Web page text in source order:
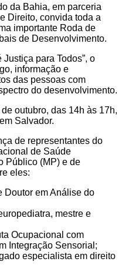
da Bahia, em parceria
Direito, convida toda a
importante Roda de
de Desenvolvimento.
para Todos”, o
informação e
das pessoas com
do desenvolvimento.
outubro, das 14h às 17h,
Salvador.
de representantes do
de Saúde
Público (MP) e de
eles:
Doutor em Análise do
mestre e
Ocupacional com
Integração Sensorial;
especialista em direito